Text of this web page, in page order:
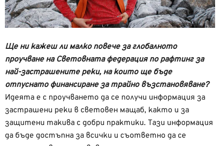
Ще ни кажеш ли малко повече за глобалното
проучване на Световната федерация по рафтинг за
най-застрашените реки, на които ще бъде
отпуснато финансиране за трайно възстановяване?
Идеята е с проучването да се получи информация за
застрашени реки в световен мащаб, както и за
защитени такива с добри практики. Тази информация
да бъде достъпна за всички и съответно да се